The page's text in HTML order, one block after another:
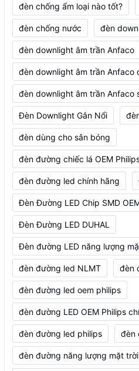
đèn chống ẩm loại nào tốt?
đèn chống nước đèn
đèn downlight âm trần Anfaco
đèn downlight âm trần Anfaco
đèn downlight âm trần Anfaco
Đèn Downlight Gắn Nổi
đèn dùng cho sân bóng
đèn đường chiếc lá OEM
đèn đường led chính hãng
Đèn Đường LED Chip SMD
Đèn Đường LED DUHAL
Đèn đường LED năng lượng
đèn đường led NLMT đèn
đèn đường led oem philips
đèn đường LED OEM Philips
đèn đường led philips đèn
đèn đường năng lượng mặt